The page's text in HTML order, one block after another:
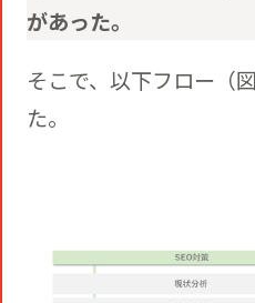
があった。
そこで、以下フロー（
た。